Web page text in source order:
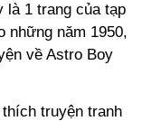
là 1 trang của tạp
những năm 1950,
về Astro Boy
truyện tranh